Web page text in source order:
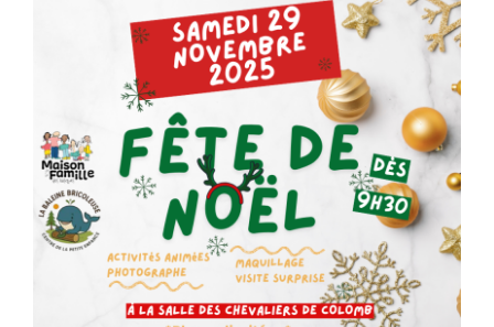
Programmation
Mon Compte
Panier
OFFRES D’EMPLOI